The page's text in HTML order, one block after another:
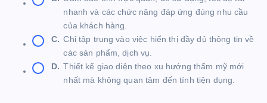
nhanh và các chức năng đáp ứng đúng nhu cầu
của khách hàng.
C. Chỉ tập trung vào việc hiển thị đầy đủ thông tin về
các sản phẩm, dịch vụ.
D. Thiết kế giao diện theo xu hướng thẩm mỹ mới
nhất mà không quan tâm đến tính tiện dụng.